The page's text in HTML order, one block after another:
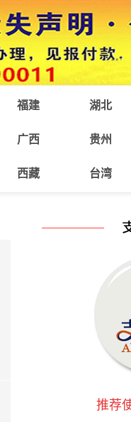
福建 湖北
广西 贵州
西藏 台湾
推荐